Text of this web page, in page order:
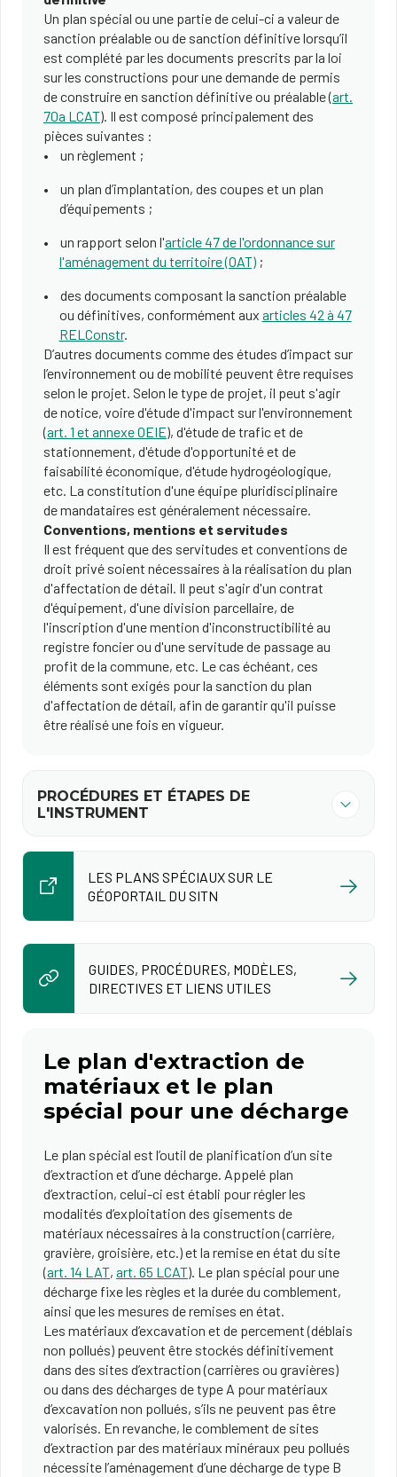
Un plan spécial ou une partie de celui-ci a valeur de
sanction préalable ou de sanction définitive lorsqu’il
est complété par les documents prescrits par la loi
sur les constructions pour une demande de permis
de construire en sanction définitive ou préalable (art.
70a LCAT). Il est composé principalement des
pièces suivantes :
un règlement ;
un plan d’implantation, des coupes et un plan
d’équipements ;
un rapport selon l'article 47 de l'ordonnance sur
l'aménagement du territoire (OAT);
des documents composant la sanction préalable
ou définitives, conformément aux articles 42 à 47
RELConstr.
D’autres documents comme des études d’impact sur
l’environnement ou de mobilité peuvent être requises
selon le projet. Selon le type de projet, il peut s'agir
de notice, voire d'étude d'impact sur l'environnement
(art. 1 et annexe OEIE), d'étude de trafic et de
stationnement, d'étude d'opportunité et de
faisabilité économique, d'étude hydrogéologique,
etc. La constitution d'une équipe pluridisciplinaire
de mandataires est généralement nécessaire.
Conventions, mentions et servitudes
Il est fréquent que des servitudes et conventions de
droit privé soient nécessaires à la réalisation du plan
d'affectation de détail. Il peut s'agir d'un contrat
d'équipement, d'une division parcellaire, de
l'inscription d'une mention d'inconstructibilité au
registre foncier ou d'une servitude de passage au
profit de la commune, etc. Le cas échéant, ces
éléments sont exigés pour la sanction du plan
d'affectation de détail, afin de garantir qu'il puisse
être réalisé une fois en vigueur.
PROCÉDURES ET ÉTAPES DE
L'INSTRUMENT
LES PLANS SPÉCIAUX SUR LE
GÉOPORTAIL DU SITN
GUIDES, PROCÉDURES, MODÈLES,
DIRECTIVES ET LIENS UTILES
Le plan d'extraction de
matériaux et le plan
spécial pour une décharge
Le plan spécial est l’outil de planification d’un site
d’extraction et d’une décharge. Appelé plan
d’extraction, celui-ci est établi pour régler les
modalités d’exploitation des gisements de
matériaux nécessaires à la construction (carrière,
gravière, groisière, etc.) et la remise en état du site
(art. 14 LAT, art. 65 LCAT). Le plan spécial pour une
décharge fixe les règles et la durée du comblement,
ainsi que les mesures de remises en état.
Les matériaux d’excavation et de percement (déblais
non pollués) peuvent être stockés définitivement
dans des sites d’extraction (carrières ou gravières)
ou dans des décharges de type A pour matériaux
d’excavation non pollués, s’ils ne peuvent pas être
valorisés. En revanche, le comblement de sites
d’extraction par des matériaux minéraux peu pollués
nécessite l’aménagement d’une décharge de type B